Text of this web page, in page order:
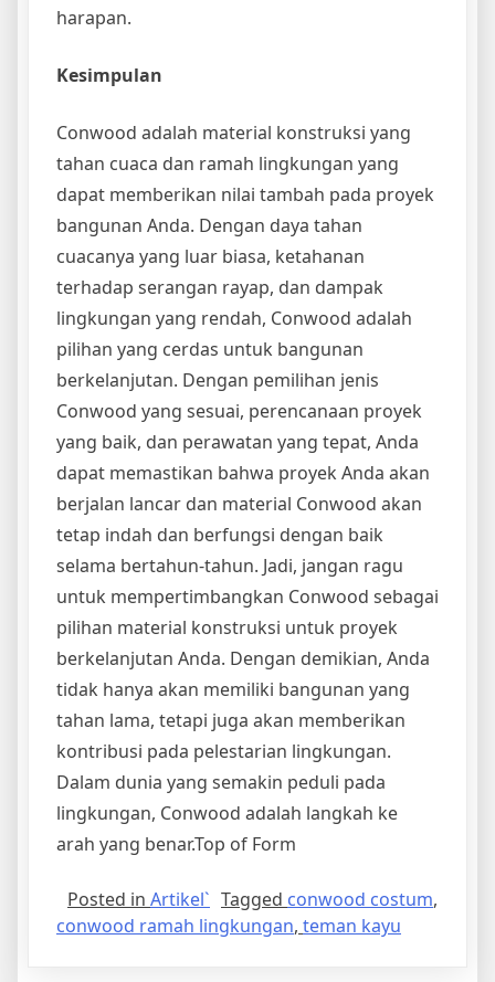
harapan.
Kesimpulan
Conwood adalah material konstruksi yang
tahan cuaca dan ramah lingkungan yang
dapat memberikan nilai tambah pada proyek
bangunan Anda. Dengan daya tahan
cuacanya yang luar biasa, ketahanan
terhadap serangan rayap, dan dampak
lingkungan yang rendah, Conwood adalah
pilihan yang cerdas untuk bangunan
berkelanjutan. Dengan pemilihan jenis
Conwood yang sesuai, perencanaan proyek
yang baik, dan perawatan yang tepat, Anda
dapat memastikan bahwa proyek Anda akan
berjalan lancar dan material Conwood akan
tetap indah dan berfungsi dengan baik
selama bertahun-tahun. Jadi, jangan ragu
untuk mempertimbangkan Conwood sebagai
pilihan material konstruksi untuk proyek
berkelanjutan Anda. Dengan demikian, Anda
tidak hanya akan memiliki bangunan yang
tahan lama, tetapi juga akan memberikan
kontribusi pada pelestarian lingkungan.
Dalam dunia yang semakin peduli pada
lingkungan, Conwood adalah langkah ke
arah yang benar.Top of Form
Posted in Artikel` Tagged conwood costum,
conwood ramah lingkungan, teman kayu